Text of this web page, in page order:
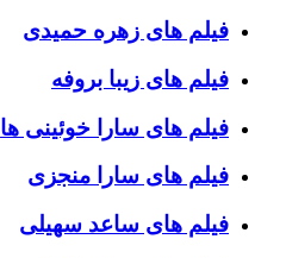
فیلم های زهره حمیدی
فیلم های زیبا بروفه
فیلم های سارا خوئینی ها
فیلم های سارا منجزی
فیلم های ساعد سهیلی